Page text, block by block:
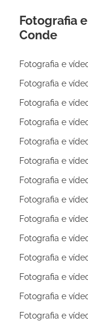
Fotografia
Conde
Fotografia e
Fotografia e
Fotografia e
Fotografia e
Fotografia e
Fotografia e
Fotografia e
Fotografia e
Fotografia e
Fotografia e
Fotografia e
Fotografia e
Fotografia e
Fotografia e